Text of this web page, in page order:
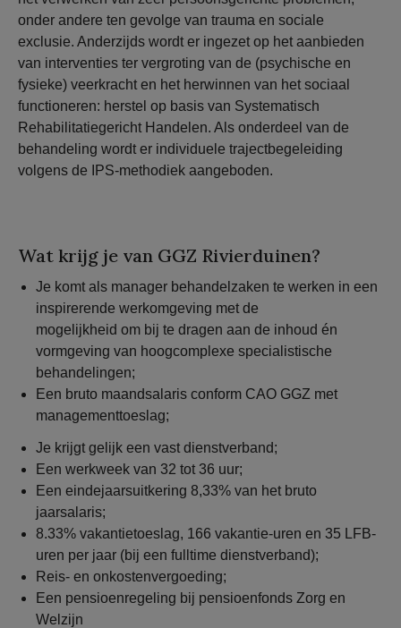
onder andere ten gevolge van trauma en sociale
exclusie. Anderzijds wordt er ingezet op het aanbieden
van interventies ter vergroting van de (psychische en
fysieke) veerkracht en het herwinnen van het sociaal
functioneren: herstel op basis van Systematisch
Rehabilitatiegericht Handelen. Als onderdeel van de
behandeling wordt er individuele trajectbegeleiding
volgens de IPS-methodiek aangeboden.
Wat krijg je van GGZ Rivierduinen?
Je komt als manager behandelzaken te werken in een
inspirerende werkomgeving met de
mogelijkheid om bij te dragen aan de inhoud én
vormgeving van hoogcomplexe specialistische
behandelingen;
Een bruto maandsalaris conform CAO GGZ met
managementtoeslag;
Je krijgt gelijk een vast dienstverband;
Een werkweek van 32 tot 36 uur;
Een eindejaarsuitkering 8,33% van het bruto
jaarsalaris;
8.33% vakantietoeslag, 166 vakantie-uren en 35 LFB-
uren per jaar (bij een fulltime dienstverband);
Reis- en onkostenvergoeding;
Een pensioenregeling bij pensioenfonds Zorg en
Welzijn